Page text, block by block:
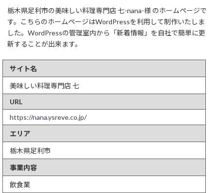
栃木県足利市の美味しい料理専門店 七-nana-様 のホームページで
す。こちらのホームページはWordPressを利用して制作いたしま
した。WordPressの管理室内から「新着情報」を自社で簡単に更
新することが出来ます。
サイト名
美味しい料理専門店 七
URL
https://nana.ysreve.co.jp/
エリア
栃木県足利市
事業内容
飲食業